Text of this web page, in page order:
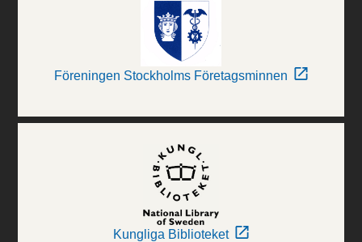
Föreningen Stockholms Företagsminnen
Kungliga Biblioteket